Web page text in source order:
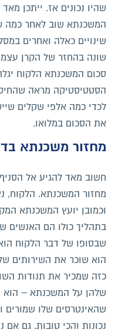
שהיו נכונים אז. ייתכן
המשכנתא שוב לאחר כמה
שינויים כאלה ואחרים
שונה בהחזר של הקרן
סכום המשכנתא הלקוח
הסטטיסטיקה מראה
לכדי כמה אלפי שקלים
את הסכום במלואו.
מחזור משכנתא
חשוב מאד להגיע אל
מחזור המשכנתא. הלקוח,
וכמובן יועץ המשכנתא
בתהליך כולו הם האנשים
שבסופו של דבר הלקוח
הוא שוכר את השירותים
כזה שמכיר את תנודות
שלהן על המשכנתא – הוא
שהאינטרסים שלו שמורים
נכונות והכי טובות. גם